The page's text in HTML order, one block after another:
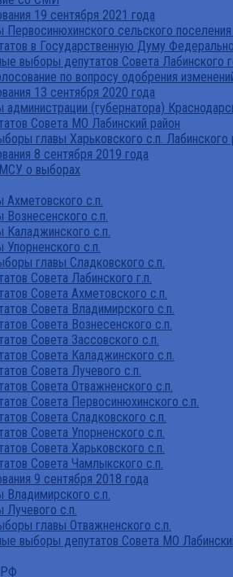
19 сентября 2021 года
сельского
в Государственную Думу
выборы депутатов Совета Лабинского
по вопросу одобрения
13 сентября 2020 года
(губернатора)
Совета МО Лабинский район
главы Харьковского с.п. Лабинского
8 сентября 2019 года
о выборах
Ахметовского с.п.
с.п.
Каладжинского с.п.
с.п.
главы Сладковского с.п.
Совета Лабинского г.п.
Совета Ахметовского с.п.
Совета Владимирского с.п.
Совета Вознесенского с.п.
Совета Зассовского с.п.
Совета Каладжинского с.п.
Совета Лучевого с.п.
Совета Отважненского с.п.
Совета Первосинюхинского с.п.
Совета Сладковского с.п.
Совета Упорненского с.п.
Совета Харьковского с.п.
Совета Чамлыкского с.п.
9 сентября 2018 года
Владимирского с.п.
с.п.
главы Отважненского с.п.
выборы депутатов Совета МО